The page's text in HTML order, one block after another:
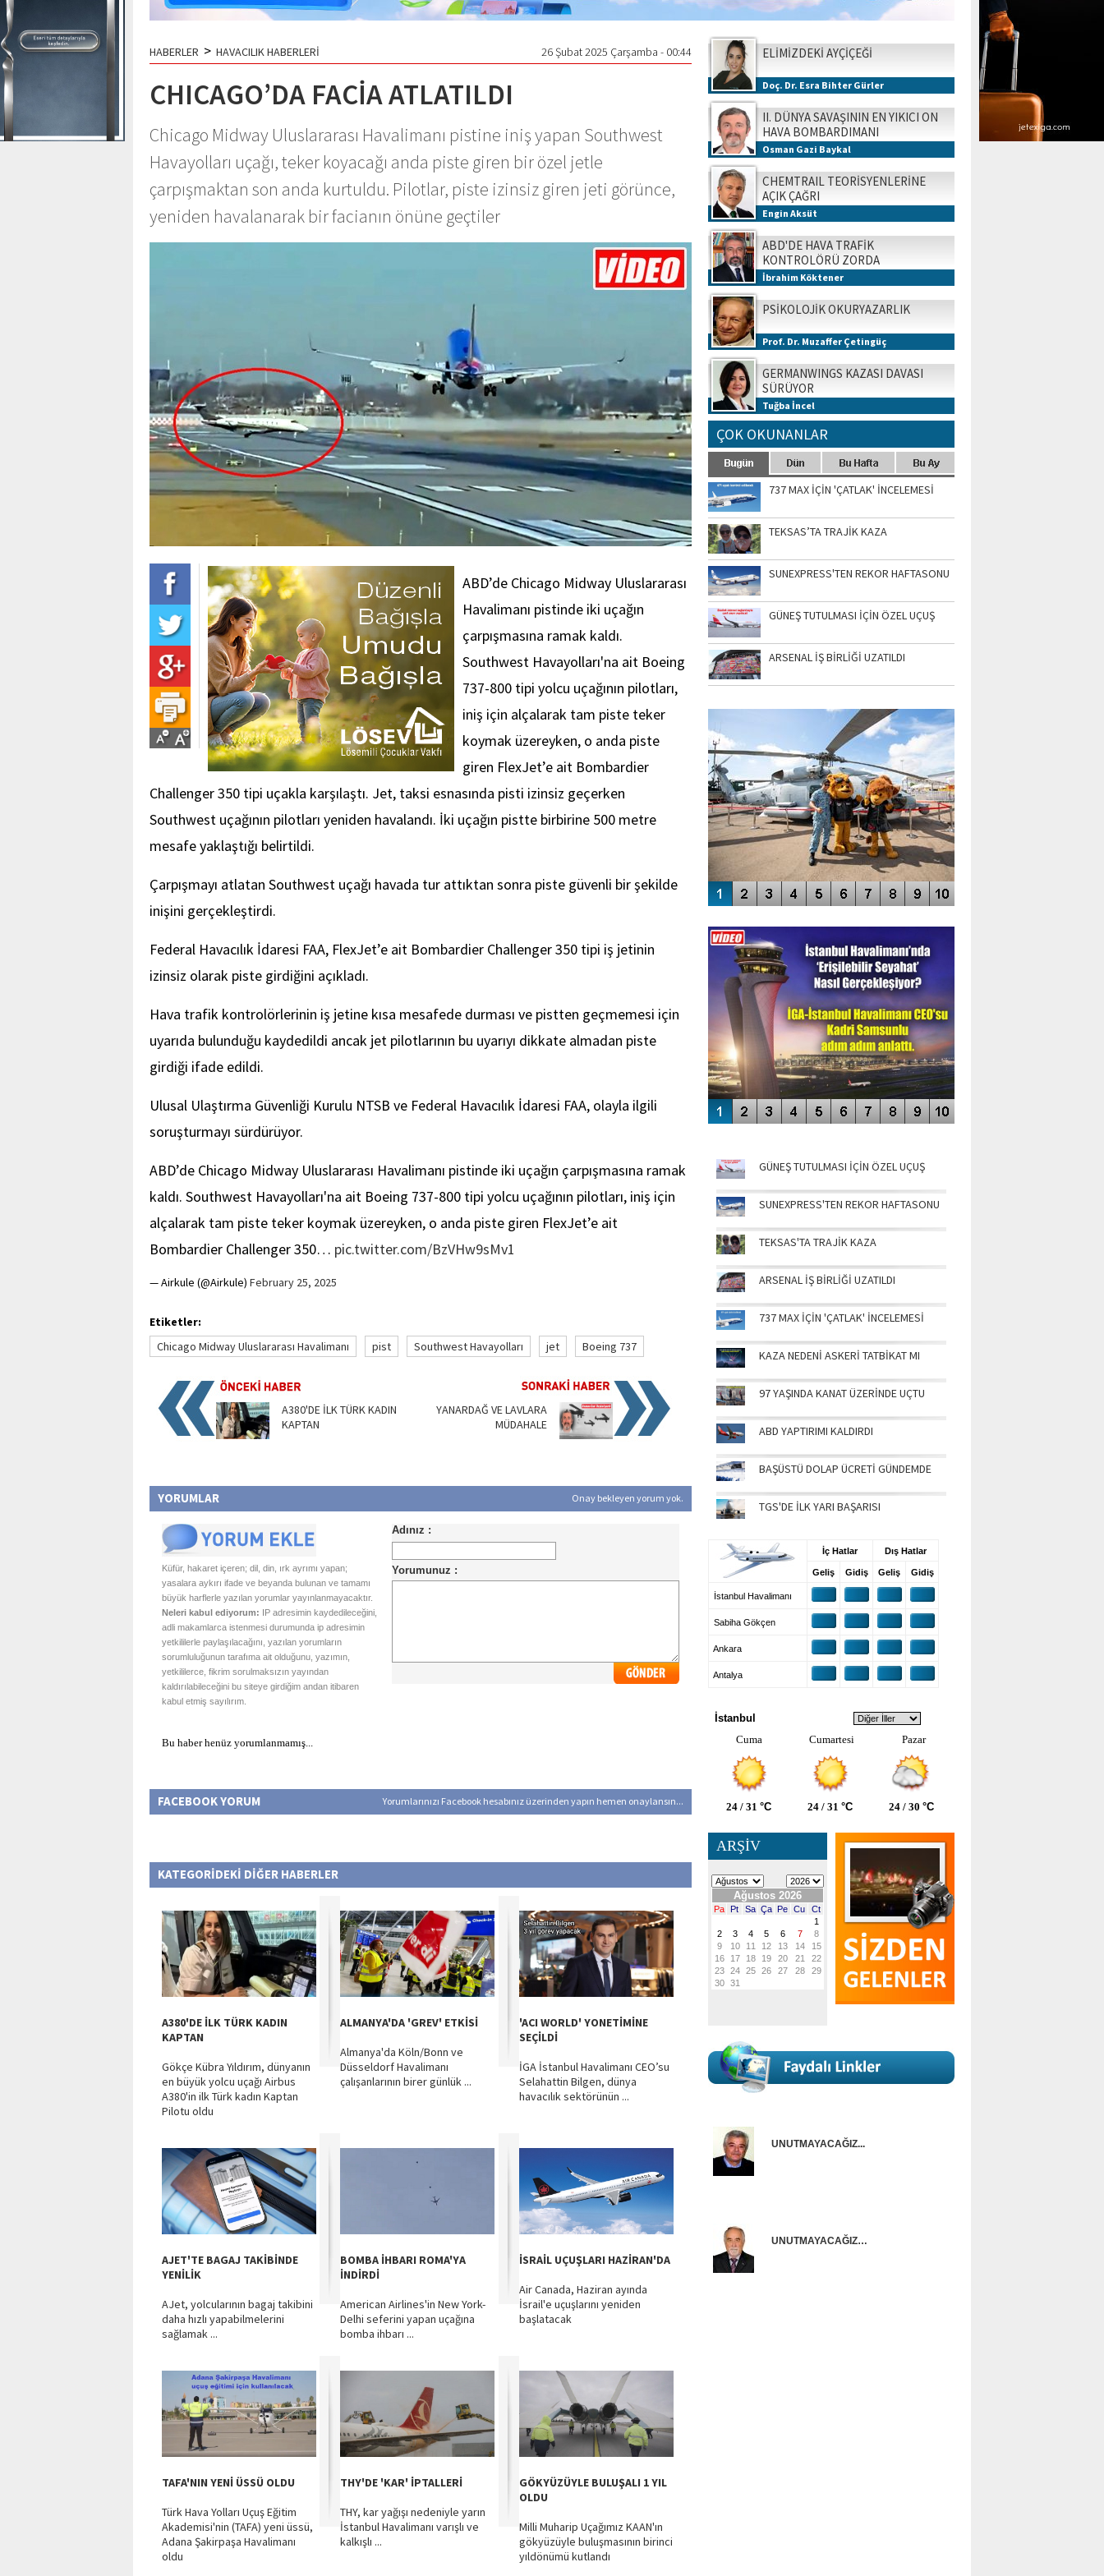
HABERLER > HAVACILIK HABERLERİ 26 Şubat 2025 Çarşamba - 00:44
CHICAGO’DA FACİA ATLATILDI
Chicago Midway Uluslararası Havalimanı pistine iniş yapan Southwest
Havayolları uçağı, teker koyacağı anda piste giren bir özel jetle
çarpışmaktan son anda kurtuldu. Pilotlar, piste izinsiz giren jeti görünce,
yeniden havalanarak bir facianın önüne geçtiler
ABD’de Chicago Midway Uluslararası
Havalimanı pistinde iki uçağın
çarpışmasına ramak kaldı.
Southwest Havayolları'na ait Boeing
737-800 tipi yolcu uçağının pilotları,
iniş için alçalarak tam piste teker
koymak üzereyken, o anda piste
giren FlexJet’e ait Bombardier
Challenger 350 tipi uçakla karşılaştı. Jet, taksi esnasında pisti izinsiz geçerken
Southwest uçağının pilotları yeniden havalandı. İki uçağın pistte birbirine 500 metre
mesafe yaklaştığı belirtildi.
Çarpışmayı atlatan Southwest uçağı havada tur attıktan sonra piste güvenli bir şekilde
inişini gerçekleştirdi.
Federal Havacılık İdaresi FAA, FlexJet’e ait Bombardier Challenger 350 tipi iş jetinin
izinsiz olarak piste girdiğini açıkladı.
Hava trafik kontrolörlerinin iş jetine kısa mesafede durması ve pistten geçmemesi için
uyarıda bulunduğu kaydedildi ancak jet pilotlarının bu uyarıyı dikkate almadan piste
girdiği ifade edildi.
Ulusal Ulaştırma Güvenliği Kurulu NTSB ve Federal Havacılık İdaresi FAA, olayla ilgili
soruşturmayı sürdürüyor.
ABD’de Chicago Midway Uluslararası Havalimanı pistinde iki uçağın çarpışmasına ramak
kaldı. Southwest Havayolları'na ait Boeing 737-800 tipi yolcu uçağının pilotları, iniş için
alçalarak tam piste teker koymak üzereyken, o anda piste giren FlexJet’e ait
Bombardier Challenger 350… pic.twitter.com/BzVHw9sMv1
— Airkule (@Airkule) February 25, 2025
Etiketler:
Chicago Midway Uluslararası Havalimanı
pist Southwest Havayolları jet Boeing 737
A380'DE İLK TÜRK KADIN
KAPTAN
YANARDAĞ VE LAVLARA
MÜDAHALE
YORUMLAR Onay bekleyen yorum yok.
Küfür, hakaret içeren; dil, din, ırk ayrımı yapan;
yasalara aykırı ifade ve beyanda bulunan ve tamamı
büyük harflerle yazılan yorumlar yayınlanmayacaktır.
Neleri kabul ediyorum: IP adresimin kaydedileceğini,
adli makamlarca istenmesi durumunda ip adresimin
yetkililerle paylaşılacağını, yazılan yorumların
sorumluluğunun tarafıma ait olduğunu, yazımın,
yetkililerce, fikrim sorulmaksızın yayından
kaldırılabileceğini bu siteye girdiğim andan itibaren
kabul etmiş sayılırım.
Bu haber henüz yorumlanmamış...
FACEBOOK YORUM Yorumlarınızı Facebook hesabınız üzerinden yapın hemen onaylansın...
KATEGORİDEKİ DİĞER HABERLER
A380'DE İLK TÜRK KADIN
KAPTAN
Gökçe Kübra Yıldırım, dünyanın
en büyük yolcu uçağı Airbus
A380'in ilk Türk kadın Kaptan
Pilotu oldu
ALMANYA'DA 'GREV' ETKİSİ
Almanya'da Köln/Bonn ve
Düsseldorf Havalimanı
çalışanlarının birer günlük ...
'ACI WORLD' YONETİMİNE
SEÇİLDİ
İGA İstanbul Havalimanı CEO’su
Selahattin Bilgen, dünya
havacılık sektörünün ...
AJET'TE BAGAJ TAKİBİNDE
YENİLİK
AJet, yolcularının bagaj takibini
daha hızlı yapabilmelerini
sağlamak ...
BOMBA İHBARI ROMA'YA
İNDİRDİ
American Airlines'in New York-
Delhi seferini yapan uçağına
bomba ihbarı ...
İSRAİL UÇUŞLARI HAZİRAN'DA
Air Canada, Haziran ayında
İsrail'e uçuşlarını yeniden
başlatacak
TAFA'NIN YENİ ÜSSÜ OLDU
Türk Hava Yolları Uçuş Eğitim
Akademisi'nin (TAFA) yeni üssü,
Adana Şakirpaşa Havalimanı
oldu
THY'DE 'KAR' İPTALLERİ
THY, kar yağışı nedeniyle yarın
İstanbul Havalimanı varışlı ve
kalkışlı ...
GÖKYÜZÜYLE BULUŞALI 1 YIL
OLDU
Milli Muharip Uçağımız KAAN'ın
gökyüzüyle buluşmasının birinci
yıldönümü kutlandı
ELİMİZDEKİ AYÇİÇEĞİ
Doç. Dr. Esra Bihter Gürler
II. DÜNYA SAVAŞININ EN YIKICI ON
HAVA BOMBARDIMANI
Osman Gazi Baykal
CHEMTRAIL TEORİSYENLERİNE
AÇIK ÇAĞRI
Engin Aksüt
ABD'DE HAVA TRAFİK
KONTROLÖRÜ ZORDA
İbrahim Köktener
PSİKOLOJİK OKURYAZARLIK
Prof. Dr. Muzaffer Çetingüç
GERMANWINGS KAZASI DAVASI
SÜRÜYOR
Tuğba İncel
ÇOK OKUNANLAR
737 MAX İÇİN 'ÇATLAK' İNCELEMESİ
TEKSAS’TA TRAJİK KAZA
SUNEXPRESS'TEN REKOR HAFTASONU
GÜNEŞ TUTULMASI İÇİN ÖZEL UÇUŞ
ARSENAL İŞ BİRLİĞİ UZATILDI
SİNGAPUR AIRSHOW-2020
ENGELLERİN AŞILDIĞI HAVALİMANI
GÜNEŞ TUTULMASI İÇİN ÖZEL UÇUŞ
SUNEXPRESS'TEN REKOR HAFTASONU
TEKSAS'TA TRAJİK KAZA
ARSENAL İŞ BİRLİĞİ UZATILDI
737 MAX İÇİN 'ÇATLAK' İNCELEMESİ
KAZA NEDENİ ASKERİ TATBİKAT MI
97 YAŞINDA KANAT ÜZERİNDE UÇTU
ABD YAPTIRIMI KALDIRDI
BAŞÜSTÜ DOLAP ÜCRETİ GÜNDEMDE
TGS'DE İLK YARI BAŞARISI
İç Hatlar Dış Hatlar
Geliş Gidiş Geliş Gidiş
İstanbul Havalimanı
Sabiha Gökçen
Ankara
Antalya
İstanbul
Cuma
Cumartesi Pazar
24 / 31 °C 24 / 31 °C 24 / 30 °C
ARŞİV
UNUTMAYACAĞIZ...
UNUTMAYACAĞIZ…